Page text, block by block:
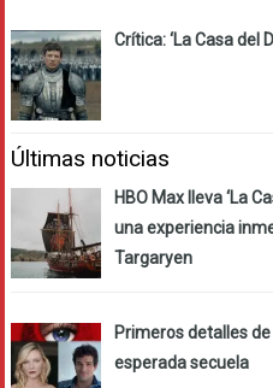
Crítica: ‘La Casa del
Últimas noticias
HBO Max lleva ‘La
una experiencia
Targaryen
Primeros detalles de
esperada secuela